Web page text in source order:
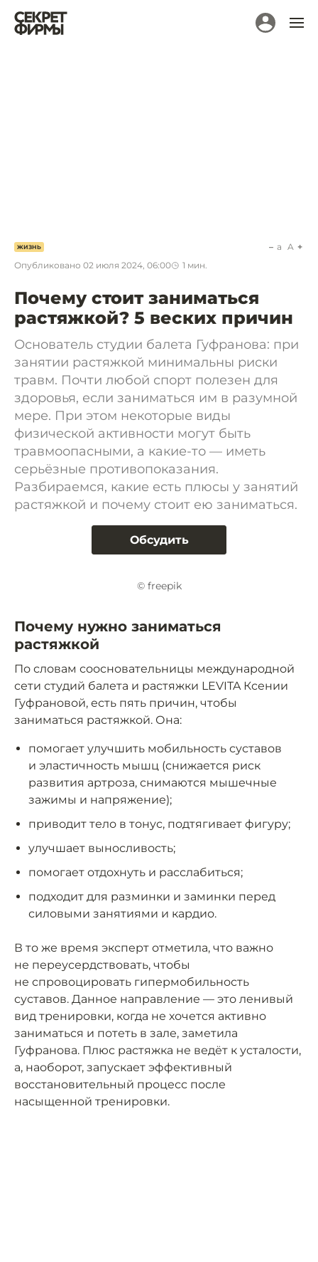
ЖИЗНЬ
Опубликовано 02 июля 2024, 06:00 1 мин.
a A
Почему стоит заниматься
растяжкой? 5 веских причин
Основатель студии балета Гуфранова: при
занятии растяжкой минимальны риски
травм. Почти любой спорт полезен для
здоровья, если заниматься им в разумной
мере. При этом некоторые виды
физической активности могут быть
травмоопасными, а какие-то — иметь
серьёзные противопоказания.
Разбираемся, какие есть плюсы у занятий
растяжкой и почему стоит ею заниматься.
Обсудить
© freepik
Почему нужно заниматься
растяжкой
По словам соосновательницы международной
сети студий балета и растяжки LEVITA Ксении
Гуфрановой, есть пять причин, чтобы
заниматься растяжкой. Она:
помогает улучшить мобильность суставов
и эластичность мышц (снижается риск
развития артроза, снимаются мышечные
зажимы и напряжение);
приводит тело в тонус, подтягивает фигуру;
улучшает выносливость;
помогает отдохнуть и расслабиться;
подходит для разминки и заминки перед
силовыми занятиями и кардио.
В то же время эксперт отметила, что важно
не переусердствовать, чтобы
не спровоцировать гипермобильность
суставов. Данное направление — это ленивый
вид тренировки, когда не хочется активно
заниматься и потеть в зале, заметила
Гуфранова. Плюс растяжка не ведёт к усталости,
а, наоборот, запускает эффективный
восстановительный процесс после
насыщенной тренировки.